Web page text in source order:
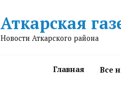
Аткарская
Новости Аткарского района
Главная Все